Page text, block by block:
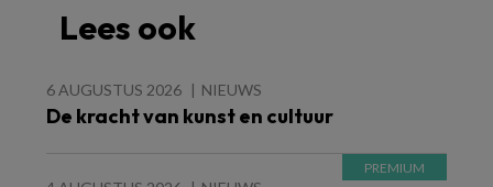
Lees ook
6 AUGUSTUS 2026 NIEUWS
De kracht van kunst en cultuur